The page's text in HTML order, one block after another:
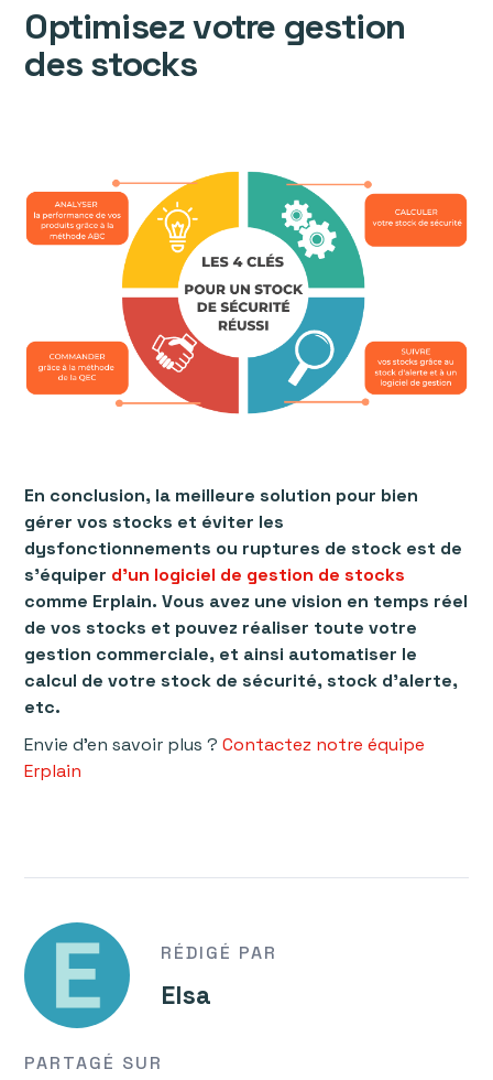
Optimisez votre gestion
des stocks
En conclusion, la meilleure solution pour bien
gérer vos stocks et éviter les
dysfonctionnements ou ruptures de stock est de
s’équiper d’un logiciel de gestion de stocks
comme Erplain. Vous avez une vision en temps réel
de vos stocks et pouvez réaliser toute votre
gestion commerciale, et ainsi automatiser le
calcul de votre stock de sécurité, stock d’alerte,
etc.
Envie d’en savoir plus ?Contactez notre équipe
Erplain
RÉDIGÉ PAR
Elsa
PARTAGÉ SUR